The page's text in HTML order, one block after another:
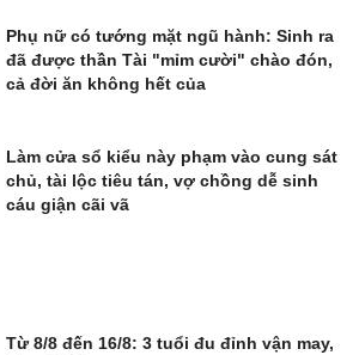
Phụ nữ có tướng mặt ngũ hành: Sinh ra
đã được thần Tài "mỉm cười" chào đón,
cả đời ăn không hết của
Làm cửa sổ kiểu này phạm vào cung sát
chủ, tài lộc tiêu tán, vợ chồng dễ sinh
cáu giận cãi vã
Từ 8/8 đến 16/8: 3 tuổi đu đỉnh vận may,